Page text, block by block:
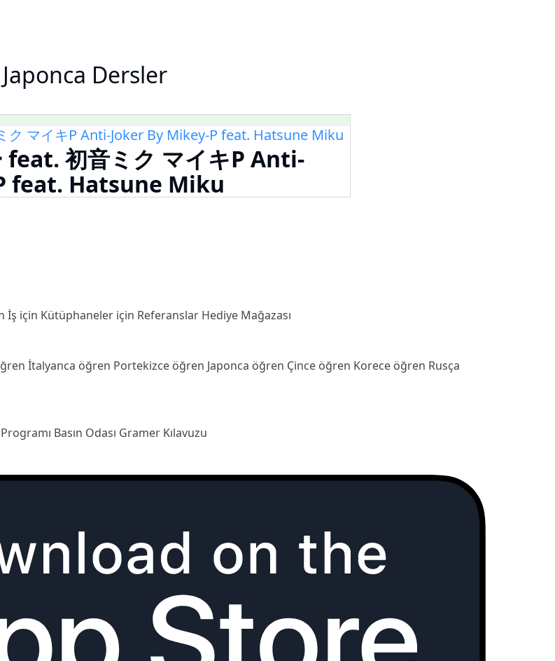
Japonca Dersler
ク マイキP Anti-Joker By Mikey-P feat. Hatsune Miku
feat. 初音ミク マイキP Anti-
feat. Hatsune Miku
İş için Kütüphaneler için Referanslar Hediye Mağazası
İtalyanca öğren Portekizce öğren Japonca öğren Çince öğren Korece öğren Rusça
Basın Odası Gramer Kılavuzu